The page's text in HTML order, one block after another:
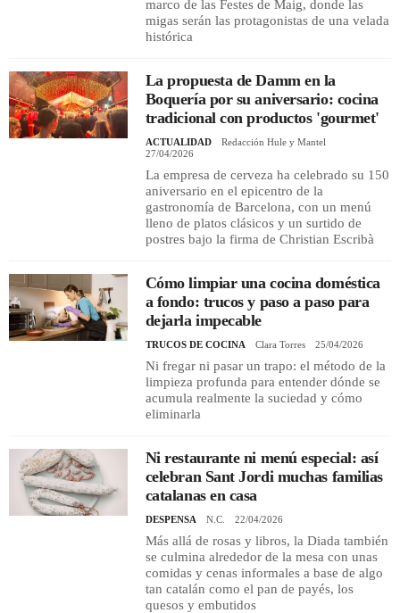
marco de las Festes de Maig, donde las
migas serán las protagonistas de una velada
histórica
La propuesta de Damm en la
Boquería por su aniversario: cocina
tradicional con productos 'gourmet'
ACTUALIDAD
Redacción Hule y Mantel
27/04/2026
La empresa de cerveza ha celebrado su 150
aniversario en el epicentro de la
gastronomía de Barcelona, con un menú
lleno de platos clásicos y un surtido de
postres bajo la firma de Christian Escribà
Cómo limpiar una cocina doméstica
a fondo: trucos y paso a paso para
dejarla impecable
TRUCOS DE COCINA Clara Torres 25/04/2026
Ni fregar ni pasar un trapo: el método de la
limpieza profunda para entender dónde se
acumula realmente la suciedad y cómo
eliminarla
Ni restaurante ni menú especial: así
celebran Sant Jordi muchas familias
catalanas en casa
DESPENSA N.C. 22/04/2026
Más allá de rosas y libros, la Diada también
se culmina alrededor de la mesa con unas
comidas y cenas informales a base de algo
tan catalán como el pan de payés, los
quesos y embutidos